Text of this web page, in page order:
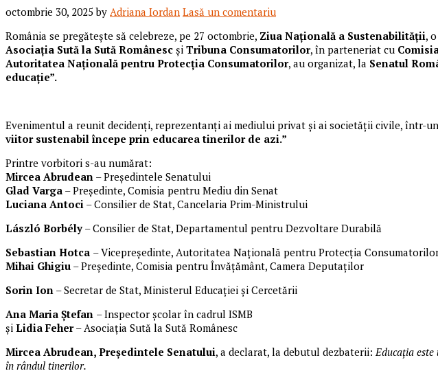
octombrie 30, 2025by Adriana Iordan Lasă un comentariu
România se pregătește să celebreze, pe 27 octombrie, Ziua Națională a Sustenabilității,
Asociația Sută la Sută Românesc și Tribuna Consumatorilor, în parteneriat cu
Autoritatea Națională pentru Protecția Consumatorilor, au organizat, la Senatul
educație”.
Evenimentul a reunit decidenți, reprezentanți ai mediului privat și ai societății civile, într-
viitor sustenabil începe prin educarea tinerilor de azi.”
Printre vorbitori s-au numărat:
Mircea Abrudean – Președintele Senatului
Glad Varga – Președinte, Comisia pentru Mediu din Senat
Luciana Antoci – Consilier de Stat, Cancelaria Prim-Ministrului
László Borbély – Consilier de Stat, Departamentul pentru Dezvoltare Durabilă
Sebastian Hotca – Vicepreședinte, Autoritatea Națională pentru Protecția
Mihai Ghigiu – Președinte, Comisia pentru Învățământ, Camera Deputaților
Sorin Ion – Secretar de Stat, Ministerul Educației și Cercetării
Ana Maria Ștefan – Inspector școlar în cadrul ISMB
și Lidia Feher– Asociația Sută la Sută Românesc
Mircea Abrudean, Președintele Senatului, a declarat, la debutul dezbaterii:Educația
în rândul tinerilor.